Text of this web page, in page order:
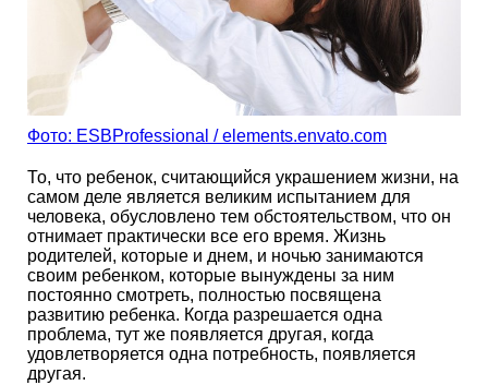
Фото: ESBProfessional / elements.envato.com
То, что ребенок, считающийся украшением жизни, на
самом деле является великим испытанием для
человека, обусловлено тем обстоятельством, что он
отнимает практически все его время. Жизнь
родителей, которые и днем, и ночью занимаются
своим ребенком, которые вынуждены за ним
постоянно смотреть, полностью посвящена
развитию ребенка. Когда разрешается одна
проблема, тут же появляется другая, когда
удовлетворяется одна потребность, появляется
другая.